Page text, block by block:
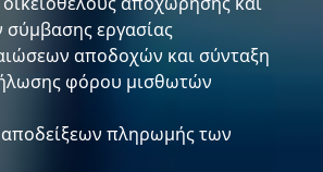
σύµβασης εργασίας
αποδοχών και σύνταξη
φόρου µισθωτών
πληρωµής των